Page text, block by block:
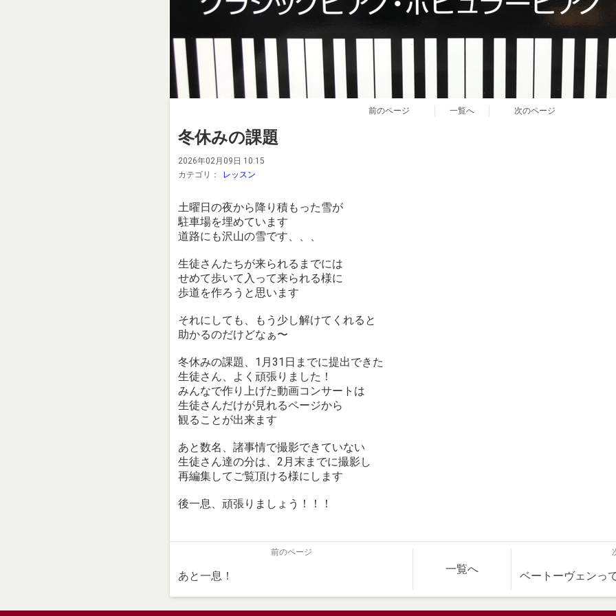
前のページ 一覧へ 次のページ
冬休みの課題
2026年02月09日 10:15
カテゴリ：
レッスン
土曜日の夜から降り積もった雪が
駐車場を埋めています
道路にも沢山の雪です、、、
生徒さんたちが来られるまでには
せめて歩いて入って来られる様に
歩道を作ろうと思います
それにしても、もう少し解けてくれると
助かるのだけどなぁ〜
冬休みの課題、1月31日までに提出できた
生徒さん、よく頑張りました！
みんなで作り上げた動画コンサートは
生徒さんだけが見れるページから
観ることが出来ます
あと数名、諸事情で撮影できていない
生徒さん達の分は、2月末までに撮影し
再編集してご覧頂ける様にします
後一息、頑張りましょう！！！
前のページ
あと一息！
一覧へ
ベートーヴェンっ